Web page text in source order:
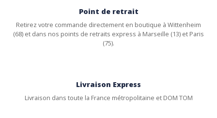
Point de retrait
Retirez votre commande directement en boutique à Wittenheim
(68) et dans nos points de retraits express à Marseille (13) et Paris
(75).
Livraison Express
Livraison dans toute la France métropolitaine et DOM TOM